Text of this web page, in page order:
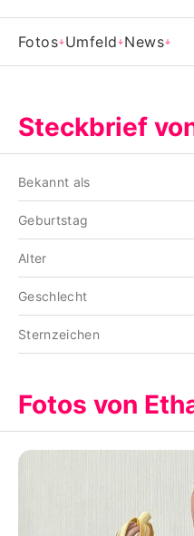
Utiq
Fotos Umfeld News
Steckbrief
Bekannt als
Geburtstag
Alter
Geschlecht
Sternzeichen
Fotos von